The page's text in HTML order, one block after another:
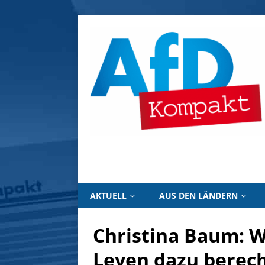
AKTUELL AUS DEN LÄNDERN
Christina Baum:
Leyen dazu